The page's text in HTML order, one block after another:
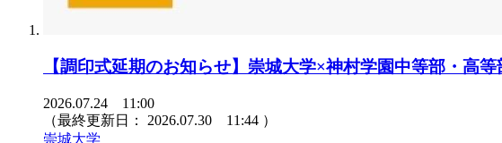
【調印式延期のお知らせ】崇城大学×神村学園中等部・高
2026.07.24 11:00
（最終更新日： 2026.07.30 11:44 ）
崇城大学